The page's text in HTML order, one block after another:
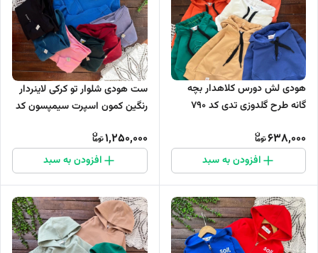
هودی لش دورس کلاهدار بچه
گانه طرح گلدوزی تدی کد ۷۹۰
638,000
افزودن به سبد
ست هودی شلوار تو کرکی لاینردار
رنگین کمون اسپرت سیمپسون کد
1,250,000
افزودن به سبد